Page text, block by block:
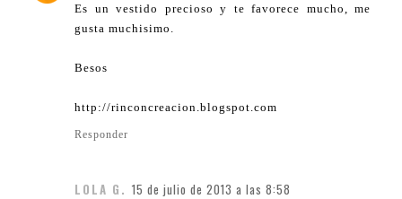
Es un vestido precioso y te favorece mucho, me
gusta muchisimo.
Besos
http://rinconcreacion.blogspot.com
Responder
LOLA G. 15 de julio de 2013 a las 8:58